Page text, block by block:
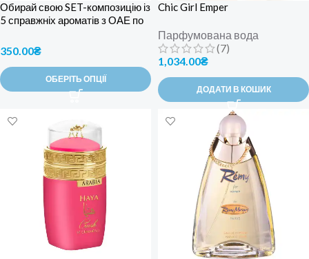
Обирай свою SET-композицію із
5 справжніх ароматів з ОАЕ по
350.00₴
ОБЕРІТЬ ОПЦІЇ
Chic Girl Emper
Парфумована вода
(7)
1,034.00₴
ДОДАТИ В КОШИК